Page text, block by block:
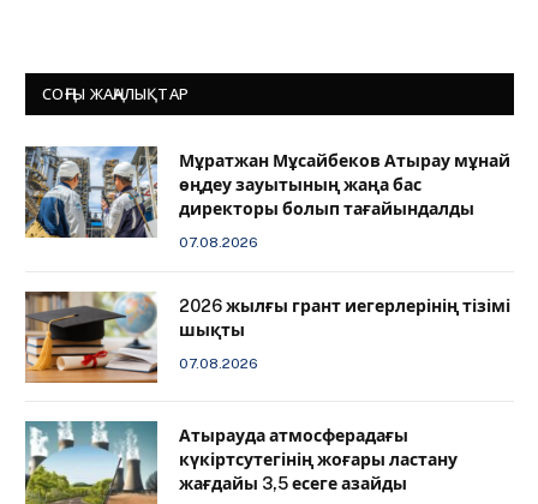
СОҢҒЫ ЖАҢАЛЫҚТАР
Мұратжан Мұсайбеков Атырау мұнай
өңдеу зауытының жаңа бас
директоры болып тағайындалды
07.08.2026
2026 жылғы грант иегерлерінің тізімі
шықты
07.08.2026
Атырауда атмосферадағы
күкіртсутегінің жоғары ластану
жағдайы 3,5 есеге азайды